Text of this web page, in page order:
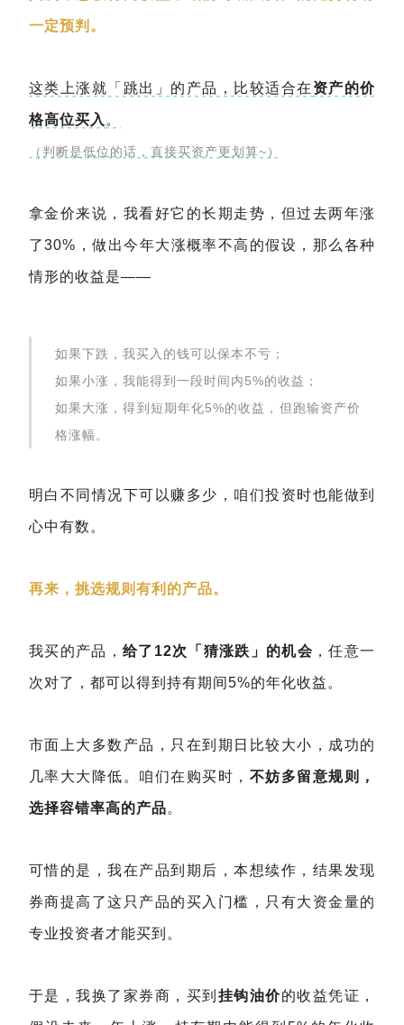
一定预判。
这类上涨就「跳出」的产品，比较适合在 资产的价
格高位买入 。
（判断是低位的话，直接买资产更划算~）
拿金价来说，我看好它的长期走势，但过去两年涨
了30%，做出今年大涨概率不高的假设，那么各种
情形的收益是——
如果下跌，我买入的钱可以保本不亏；
如果小涨，我能得到一段时间内5%的收益；
如果大涨，得到短期年化5%的收益，但跑输资产价
格涨幅。
明白不同情况下可以赚多少，咱们投资时也能做到
心中有数。
再来，挑选规则有利的产品。
我买的产品， 给了12次「猜涨跌」的机会 ，任意一
次对了，都可以得到持有期间5%的年化收益。
市面上大多数产品，只在到期日比较大小，成功的
几率大大降低。咱们在购买时， 不妨多留意规则，
选择容错率高的产品。
可惜的是，我在产品到期后，本想续作，结果发现
券商提高了这只产品的买入门槛，只有大资金量的
专业投资者才能买到。
于是，我换了家券商，买到 挂钩油价的收益凭证，